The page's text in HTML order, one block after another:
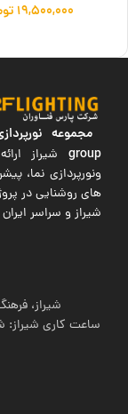
۱۹,۵۰۰,۰۰۰
مجموعه
groupشیراز
ونورپردازی نما،
های روشنایی در
شیراز و سراسر
شیراز، فرهنگ شهر، کوچه